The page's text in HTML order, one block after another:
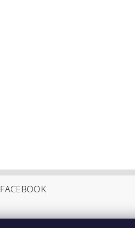
FACEBOOK